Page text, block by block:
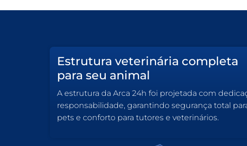
Estrutura veterinária completa
para seu animal
A estrutura da Arca 24h foi projetada com
responsabilidade, garantindo segurança total
pets e conforto para tutores e veterinários.